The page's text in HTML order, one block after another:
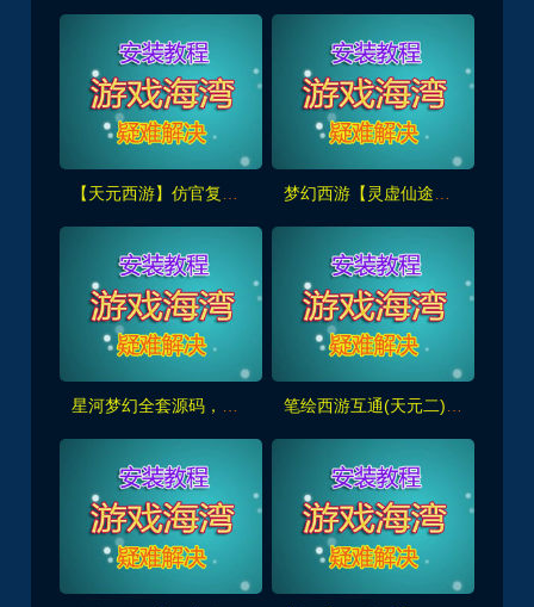
星河梦幻全套源码，助战组队,千变万化系统,神兵灵石打造系统，挂机抽奖月卡等+局域外网教程 笔绘西游互通(天元二),仿官复古互通端,一键组队助战，带全套源码+局域外网教程